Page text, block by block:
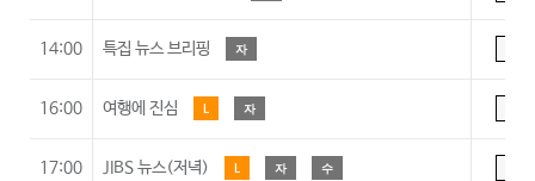
14:00 특집 뉴스 브리핑 자
16:00 여행에 진심 L 자
17:00 JIBS 뉴스(저녁) L 자 수